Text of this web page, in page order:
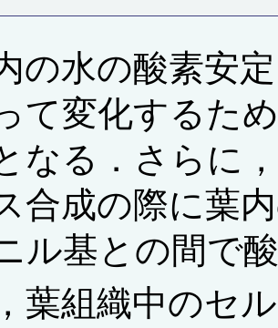
の水の酸素安
て変化するた
なる．さらに
合成の際に葉
ル基との間で
葉組織中のセ